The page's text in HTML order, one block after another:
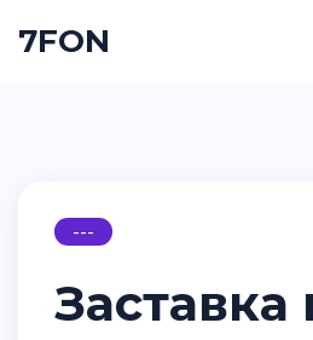
7FON
---
Заставка